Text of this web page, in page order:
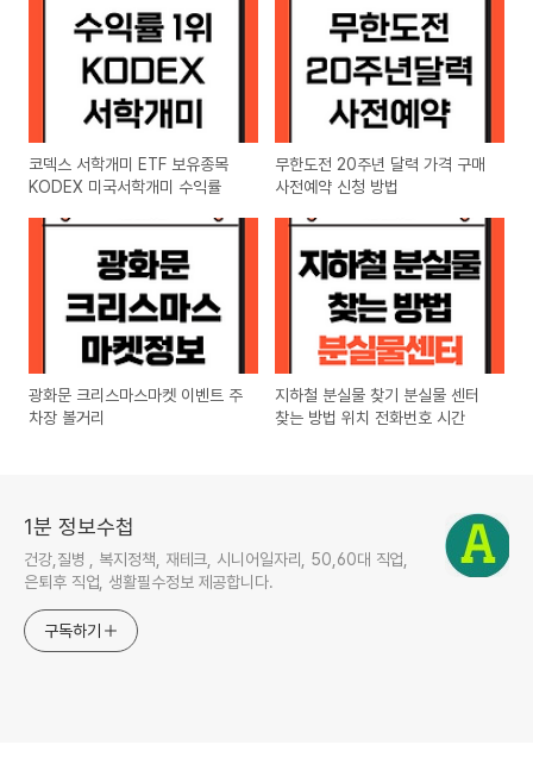
코덱스 서학개미 ETF 보유종목
KODEX 미국서학개미 수익률
무한도전 20주년 달력 가격 구매
사전예약 신청 방법
광화문 크리스마스마켓 이벤트 주
차장 볼거리
지하철 분실물 찾기 분실물 센터
찾는 방법 위치 전화번호 시간
1분 정보수첩
건강,질병 , 복지정책, 재테크, 시니어일자리, 50,60대 직업,
은퇴후 직업, 생활필수정보 제공합니다.
구독하기